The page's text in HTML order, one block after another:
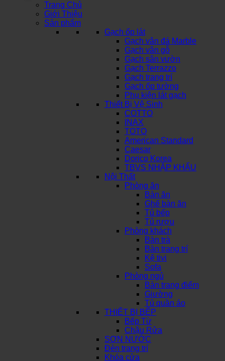
Trang Chủ
Giới Thiệu
Sản phẩm
Gạch ốp lát
Gạch vân đá Marble
Gạch vân gỗ
Gạch sân vườn
Gạch Terrazzo
Gạch trang trí
Gạch ốp tường
Phụ kiện lát gạch
Thiết Bị Vệ Sinh
COTTO
INAX
TOTO
American Standard
Caesar
Dorico Korea
TBVS NHẬP KHẨU
Nội Thất
Phòng ăn
Bàn ăn
Ghế bàn ăn
Tủ bếp
Tủ rượu
Phòng khách
Bàn trà
Bàn trang trí
Kệ tivi
Sofa
Phòng ngủ
Bàn trang điểm
Giường
Tủ quần áo
THIẾT BỊ BẾP
Bếp Từ
Chậu Rửa
SƠN NƯỚC
Đèn trang trí
Khóa cửa